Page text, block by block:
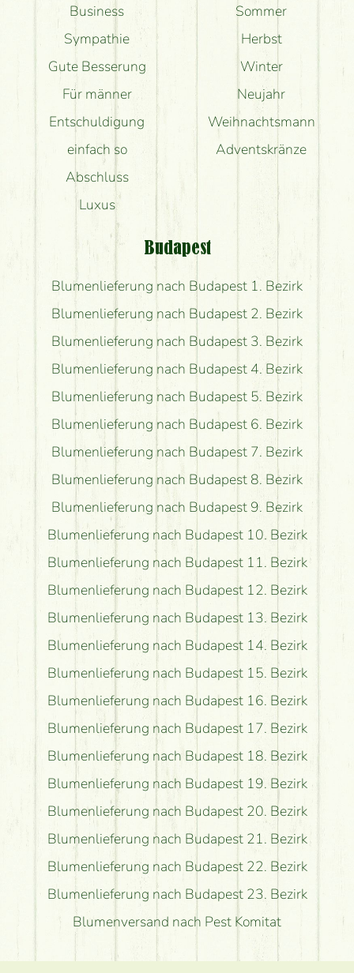
Business
Sympathie
Gute Besserung
Für männer
Entschuldigung
einfach so
Abschluss
Luxus
Sommer
Herbst
Winter
Neujahr
Weihnachtsmann
Adventskränze
Budapest
Blumenlieferung nach Budapest 1. Bezirk
Blumenlieferung nach Budapest 2. Bezirk
Blumenlieferung nach Budapest 3. Bezirk
Blumenlieferung nach Budapest 4. Bezirk
Blumenlieferung nach Budapest 5. Bezirk
Blumenlieferung nach Budapest 6. Bezirk
Blumenlieferung nach Budapest 7. Bezirk
Blumenlieferung nach Budapest 8. Bezirk
Blumenlieferung nach Budapest 9. Bezirk
Blumenlieferung nach Budapest 10. Bezirk
Blumenlieferung nach Budapest 11. Bezirk
Blumenlieferung nach Budapest 12. Bezirk
Blumenlieferung nach Budapest 13. Bezirk
Blumenlieferung nach Budapest 14. Bezirk
Blumenlieferung nach Budapest 15. Bezirk
Blumenlieferung nach Budapest 16. Bezirk
Blumenlieferung nach Budapest 17. Bezirk
Blumenlieferung nach Budapest 18. Bezirk
Blumenlieferung nach Budapest 19. Bezirk
Blumenlieferung nach Budapest 20. Bezirk
Blumenlieferung nach Budapest 21. Bezirk
Blumenlieferung nach Budapest 22. Bezirk
Blumenlieferung nach Budapest 23. Bezirk
Blumenversand nach Pest Komitat